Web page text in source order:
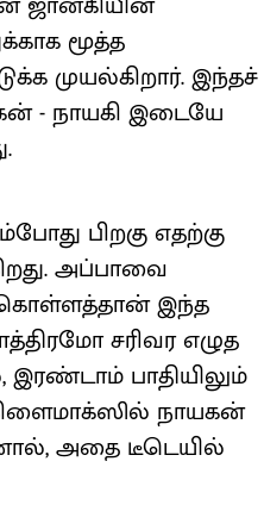
மூத்த
முயல்கிறார். இந்தச்
- நாயகி இடையே
பிறகு எதற்கு
அப்பாவை
இந்த
சரிவர எழுத
பாதியிலும்
நாயகன்
அதை டீடெயில்